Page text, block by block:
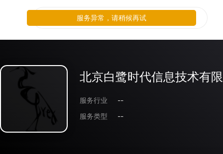
北京白鹭时代信息技术有
服务行业
--
服务类型
--
服务异常，请稍候再试